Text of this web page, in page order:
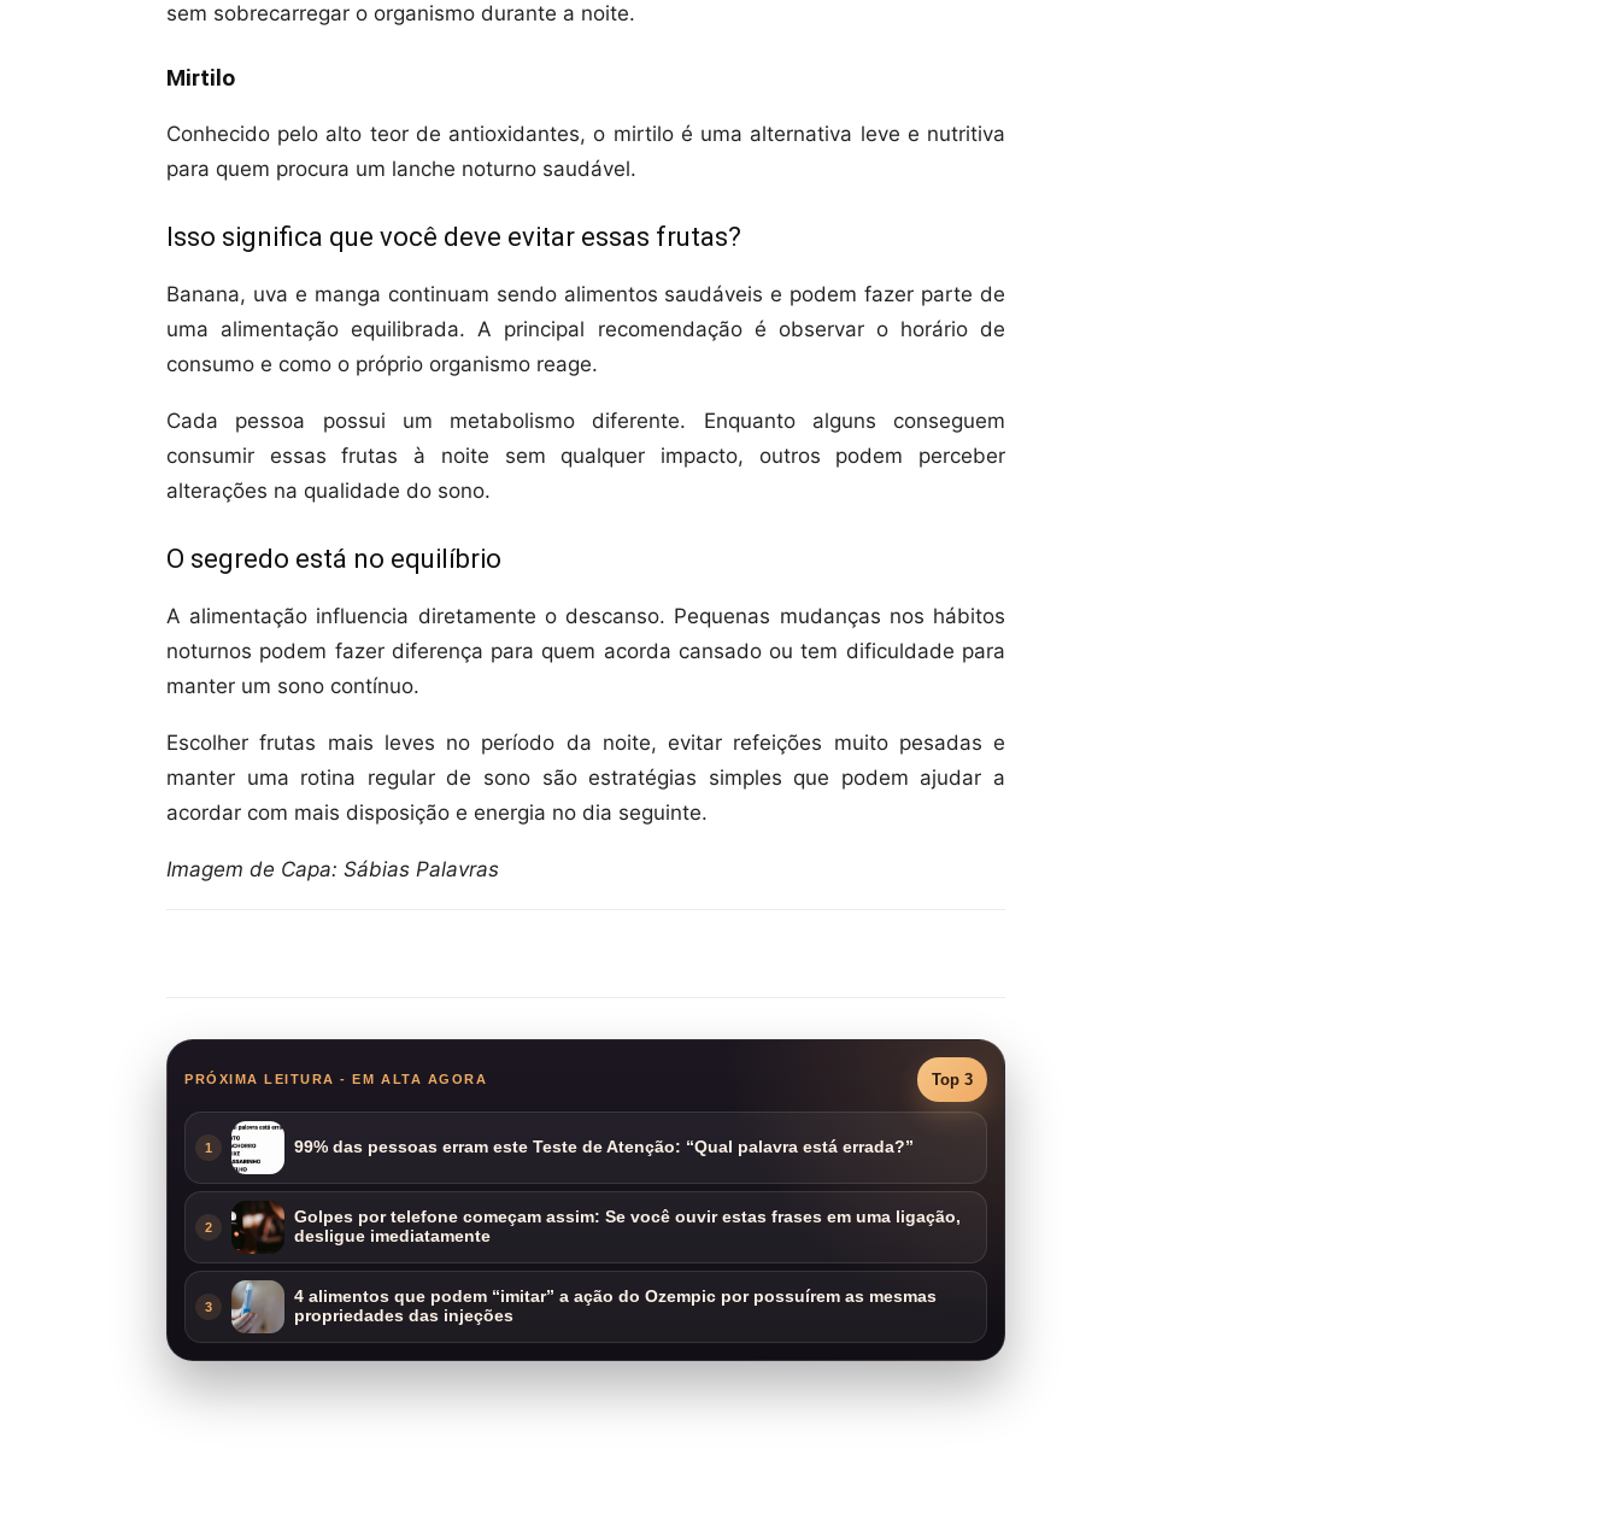
sem sobrecarregar o organismo durante a noite.
Mirtilo
Conhecido pelo alto teor de antioxidantes, o mirtilo é uma alternativa leve e nutritiva
para quem procura um lanche noturno saudável.
Isso significa que você deve evitar essas frutas?
Banana, uva e manga continuam sendo alimentos saudáveis e podem fazer parte de
uma alimentação equilibrada. A principal recomendação é observar o horário de
consumo e como o próprio organismo reage.
Cada pessoa possui um metabolismo diferente. Enquanto alguns conseguem
consumir essas frutas à noite sem qualquer impacto, outros podem perceber
alterações na qualidade do sono.
O segredo está no equilíbrio
A alimentação influencia diretamente o descanso. Pequenas mudanças nos hábitos
noturnos podem fazer diferença para quem acorda cansado ou tem dificuldade para
manter um sono contínuo.
Escolher frutas mais leves no período da noite, evitar refeições muito pesadas e
manter uma rotina regular de sono são estratégias simples que podem ajudar a
acordar com mais disposição e energia no dia seguinte.
Imagem de Capa: Sábias Palavras
PRÓXIMA LEITURA - EM ALTA AGORA Top 3
1 99% das pessoas erram este Teste de Atenção: “Qual palavra está errada?”
2
Golpes por telefone começam assim: Se você ouvir estas frases em uma ligação,
desligue imediatamente
3
4 alimentos que podem “imitar” a ação do Ozempic por possuírem as mesmas
propriedades das injeções